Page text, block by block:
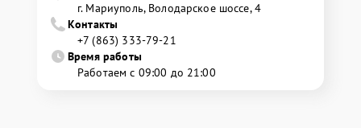
г. Мариуполь, Володарское шоссе, 4
Контакты
+7 (863) 333-79-21
Время работы
Работаем с 09:00 до 21:00